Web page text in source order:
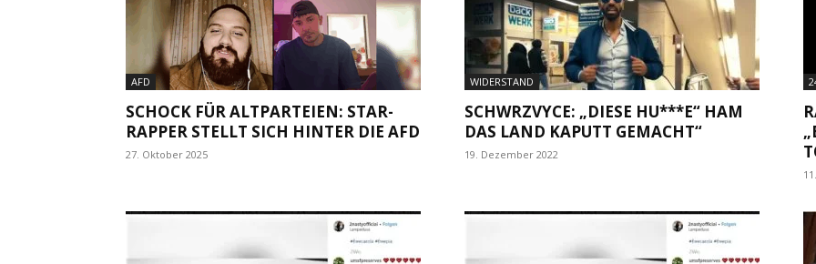
AFD
SCHOCK FÜR ALTPARTEIEN: STAR-
RAPPER STELLT SICH HINTER DIE AFD
27. Oktober 2025
WIDERSTAND
SCHWRZVYCE: „DIESE HU***E“ HAM
DAS LAND KAPUTT GEMACHT“
19. Dezember 2022